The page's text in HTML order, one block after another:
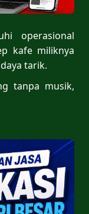
operasional
kafe miliknya
tarik.
tanpa musik,